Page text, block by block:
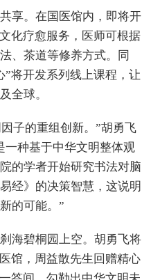
享。在国医馆内，即将开
化疗愈服务，医师可根据
、茶道等修养方式。同
”将开发系列线上课程，让
全球。
子的重组创新。”胡勇飞
一种基于中华文明整体观
的学者开始研究书法对脑
经》的决策智慧，这说明
的可能。”
海碧桐园上空。胡勇飞将
馆，周益散先生回赠精心